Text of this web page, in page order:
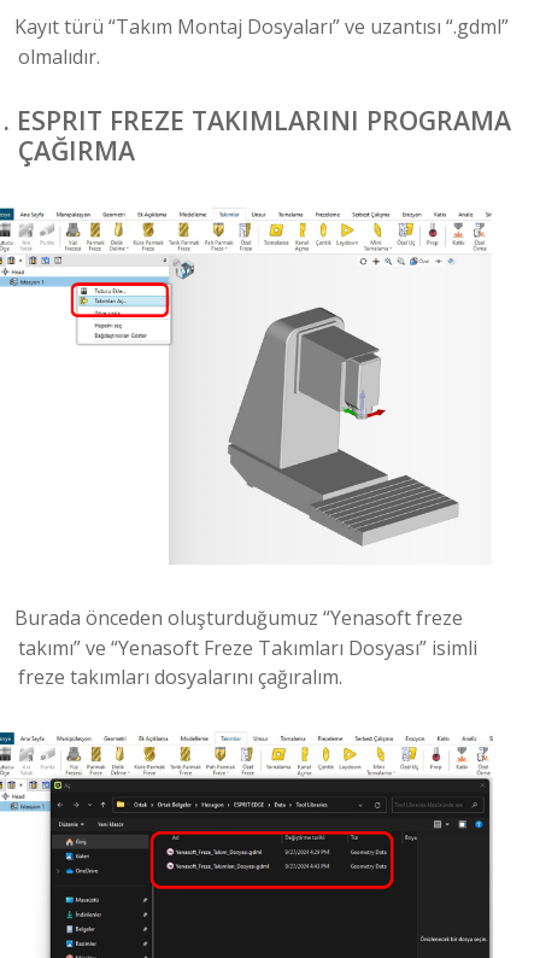
Kayıt türü “Takım Montaj Dosyaları” ve uzantısı “.gdml”
olmalıdır.
ESPRIT FREZE TAKIMLARINI PROGRAMA
ÇAĞIRMA
Burada önceden oluşturduğumuz “Yenasoft freze
takımı” ve “Yenasoft Freze Takımları Dosyası” isimli
freze takımları dosyalarını çağıralım.